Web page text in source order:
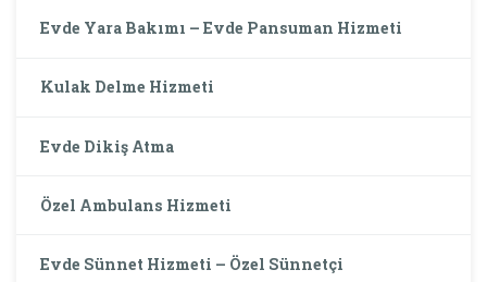
Evde Yara Bakımı – Evde Pansuman Hizmeti
Kulak Delme Hizmeti
Evde Dikiş Atma
Özel Ambulans Hizmeti
Evde Sünnet Hizmeti – Özel Sünnetçi